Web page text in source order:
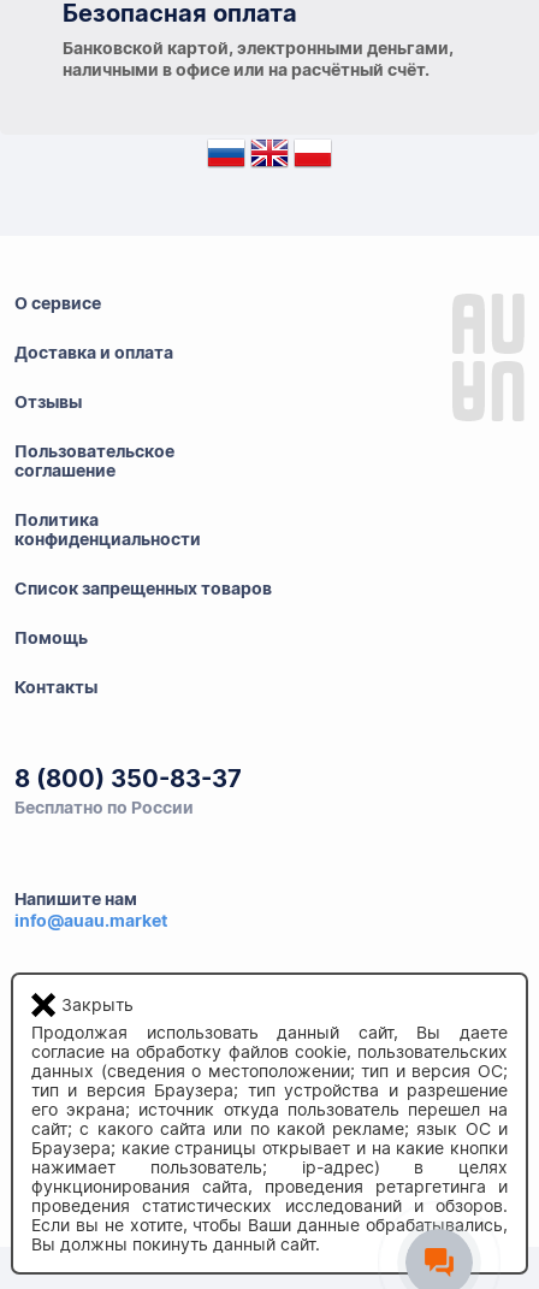
Безопасная оплата
Банковской картой, электронными деньгами,
наличными в офисе или на расчётный счёт.
О сервисе
Доставка и оплата
Отзывы
Пользовательское
соглашение
Политика
конфиденциальности
Список запрещенных товаров
Помощь
Контакты
8 (800) 350-83-37
Бесплатно по России
Напишите нам
info@auau.market
236027, г.Калининград
ул.Калязинская 6, оф. 2
© 2020-2026 auau.market
Закрыть
Продолжая использовать данный сайт, Вы даете
согласие на обработку файлов cookie, пользовательских
данных (сведения о местоположении; тип и версия ОС;
тип и версия Браузера; тип устройства и разрешение
его экрана; источник откуда пользователь перешел на
сайт; с какого сайта или по какой рекламе; язык ОС и
Браузера; какие страницы открывает и на какие кнопки
нажимает пользователь; ip-адрес) в целях
функционирования сайта, проведения ретаргетинга и
проведения статистических исследований и обзоров.
Если вы не хотите, чтобы Ваши данные обрабатывались,
Вы должны покинуть данный сайт.